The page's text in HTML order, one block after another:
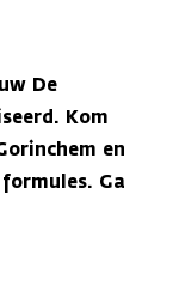
De
Kom
en
Ga